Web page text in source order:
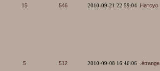
15 546 2010-09-21 22:59:04 Натсуо
5 512 2010-09-08 16:46:06 .étrange